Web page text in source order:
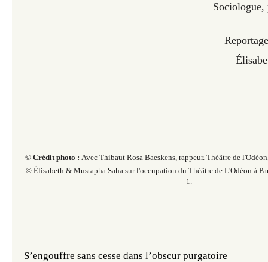
Sociologue,
©Crédit photo : Avec Thibaut Rosa Baeskens, rappeur. Théâtre de
© Élisabeth & Mustapha Saha sur l'occupation du Théâtre de L'Odéon à
1.
S’engouffre sans cesse dans l’obscur purgatoire